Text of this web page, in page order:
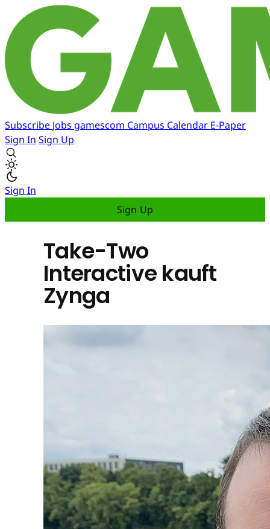
Subscribe Jobs gamescom Campus Calendar E-Paper
Sign In Sign Up
Sign In
Sign Up
Take-Two
Interactive kauft
Zynga